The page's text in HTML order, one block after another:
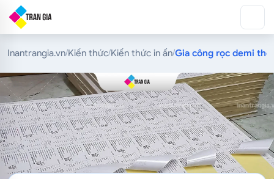
Inantrangia.vn/Kiến thức/Kiến thức in ấn/Gia công rọc demi